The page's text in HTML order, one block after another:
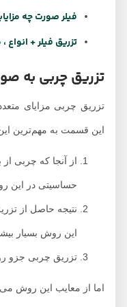
فیلر صورت چه مزایایی
تزریق فیلر + انواع ،
تزریق چربی به
تزریق چربی مزایای متعددی
این قسمت به مهم‌ترین این
از آنجا که چربی از
حساسیتی در این روش
نتیجه حاصل از تزریق
این روش بسیار بیشتر
تزریق چربی جزو
اما از معایب این روش می‌توان